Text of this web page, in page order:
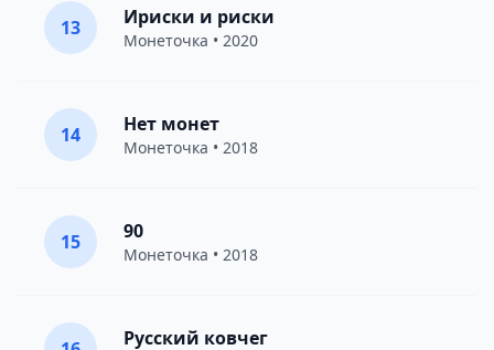
13 Ириски и риски
Монеточка • 2020
14 Нет монет
Монеточка • 2018
15 90
Монеточка • 2018
Русский ковчег